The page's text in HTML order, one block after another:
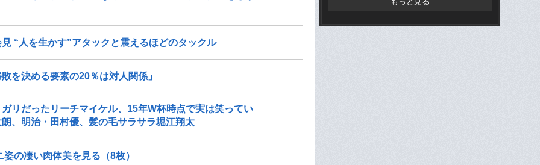
“人を生かす”アタックと震えるほどのタックル
を決める要素の20％は対人関係」
リだったリーチマイケル、15年W杯時点で実は笑ってい
、明治・田村優、髪の毛サラサラ堀江翔太
の凄い肉体美を見る（8枚）